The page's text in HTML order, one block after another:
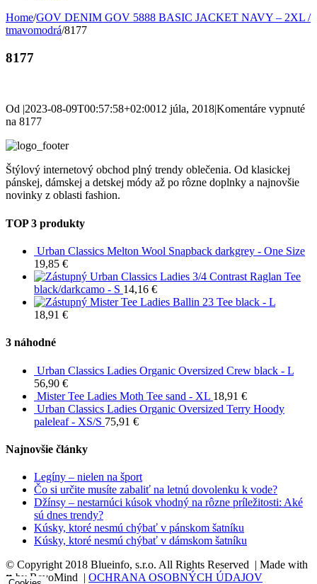
Home/GOV DENIM GOV 5888 BASIC JACKET NAVY – 2XL /
tmavomodrá/8177
8177
Od |2023-08-09T00:57:58+02:0012 júla, 2018|Komentáre vypnuté
na 8177
Štýlový internetový obchod plný trendy oblečenia. Od klasickej
pánskej, dámskej a detskej módy až po rôzne doplnky a najnovšie
novinky z oblasti fashion.
TOP 3 produkty
Urban Classics Melton Wool Snapback darkgrey - One Size
19,85 €
Urban Classics Ladies 3/4 Contrast Raglan Tee
black/darkcamo - S 14,16 €
Mister Tee Ladies Ballin 23 Tee black - L
18,91 €
3 náhodné
Urban Classics Ladies Organic Oversized Crew black - L
56,90 €
Mister Tee Ladies Moth Tee sand - XL 18,91 €
Urban Classics Ladies Organic Oversized Terry Hoody
paleleaf - XS/S 75,91 €
Najnovšie články
Legíny – nielen na šport
Čo si určite musíte zabaliť na letnú dovolenku k vode?
Džínsy – nestarnúci kúsok vhodný na rôzne príležitosti: Aké
sú dnes trendy?
Kúsky, ktoré nesmú chýbať v pánskom šatníku
Kúsky, ktoré nesmú chýbať v dámskom šatníku
© Copyright 2018 Blueinfo, s.r.o. All Rights Reserved | Made with
♥ by RevoMind | OCHRANA OSOBNÝCH ÚDAJOV